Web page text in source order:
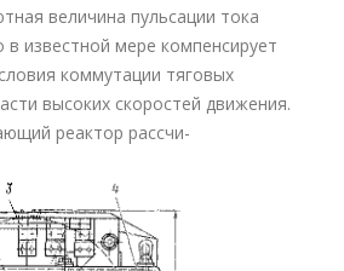
величина пульсации тока
известной мере компенсирует
коммутации тяговых
высоких скоростей движения.
реактор рассчи-